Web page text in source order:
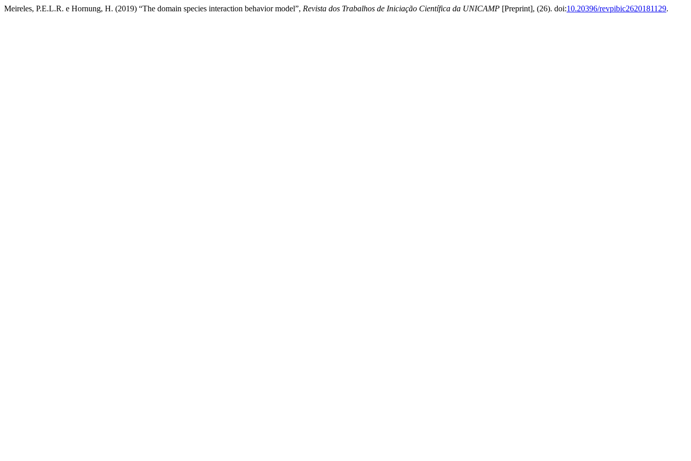
Meireles, P.E.L.R. e Hornung, H. (2019) “The domain species interaction behavior model”, Revista dos Trabalhos de Iniciação Científica da UNICAMP [Preprint], (26). doi:10.20396/revpibic2620181129.